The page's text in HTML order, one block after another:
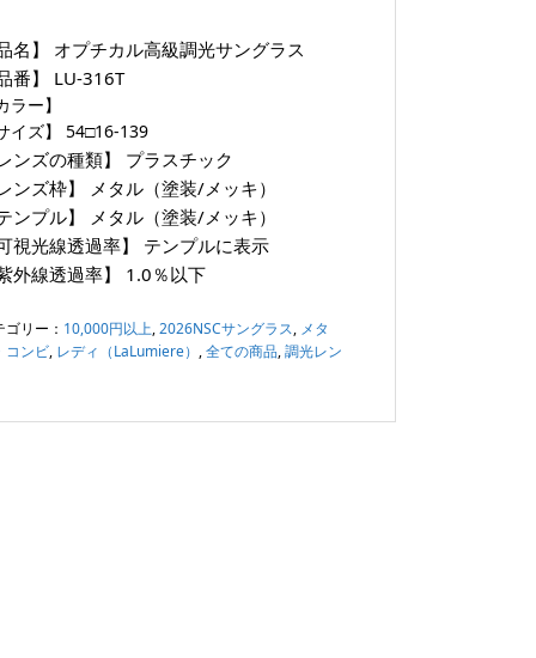
名】
オプチカル高級調光サングラス
番】
LU-316T
ラー】
イズ】
54□16-139
ンズの種類】
プラスチック
ンズ枠】
メタル（塗装/メッキ）
ンプル】
メタル（塗装/メッキ）
視光線透過率】
テンプルに表示
外線透過率】
1.0％以下
ゴリー： 10,000円以上,2026NSCサングラス, メタ
コンビ, レディ（LaLumiere） ,全ての商品,調光レン